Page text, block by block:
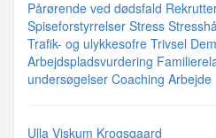
Pårørende ved dødsfald
Spiseforstyrrelser Stress
Trafik- og ulykkesofre Trivsel
Arbejdspladsvurdering
undersøgelser Coaching Arbejde
Ulla Viskum Krogsgaard